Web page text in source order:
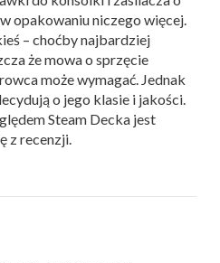
opakowaniu niczego więcej.
– choćby najbardziej
że mowa o sprzęcie
może wymagać. Jednak
o jego klasie i jakości.
Steam Decka jest
z recenzji.